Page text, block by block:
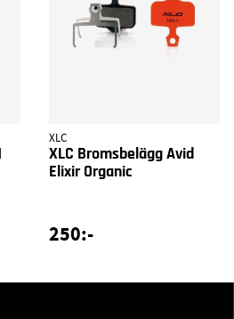
XLC
XLC Bromsbelägg Avid
Elixir Organic
250:-